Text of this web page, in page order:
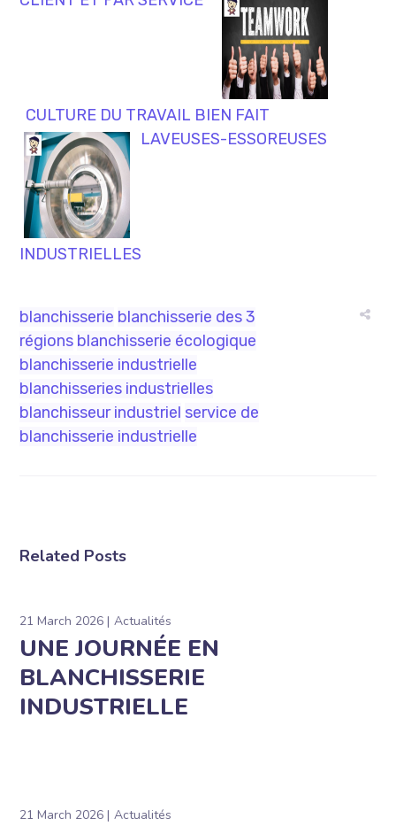
CULTURE DU TRAVAIL BIEN FAIT
LAVEUSES-ESSOREUSES
INDUSTRIELLES
blanchisserie blanchisserie des 3
régions blanchisserie écologique
blanchisserie industrielle
blanchisseries industrielles
blanchisseur industriel service de
blanchisserie industrielle
Related Posts
21 March 2026 Actualités
UNE JOURNÉE EN
BLANCHISSERIE
INDUSTRIELLE
21 March 2026 Actualités